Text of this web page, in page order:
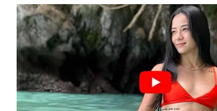
blinda seus pensamentos diários,
qualquer sofrimento em
evolução através dos ensinamentos
romano